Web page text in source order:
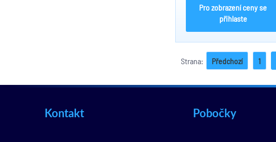
Pro zobrazení ceny se
přihlaste
Strana: Předchozí 1
Kontakt Pobočky